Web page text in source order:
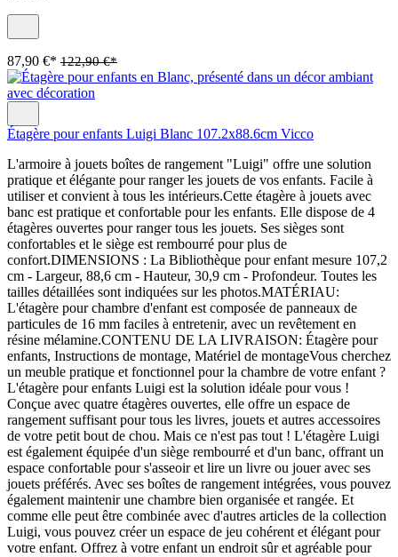
87,90 €* 122,90 €*
Étagère pour enfants Luigi Blanc 107.2x88.6cm Vicco
L'armoire à jouets boîtes de rangement "Luigi" offre une solution
pratique et élégante pour ranger les jouets de vos enfants. Facile à
utiliser et convient à tous les intérieurs.Cette étagère à jouets avec
banc est pratique et confortable pour les enfants. Elle dispose de 4
étagères ouvertes pour ranger tous les jouets. Ses sièges sont
confortables et le siège est rembourré pour plus de
confort.DIMENSIONS : La Bibliothèque pour enfant mesure 107,2
cm - Largeur, 88,6 cm - Hauteur, 30,9 cm - Profondeur. Toutes les
tailles détaillées sont indiquées sur les photos.MATÉRIAU:
L'étagère pour chambre d'enfant est composée de panneaux de
particules de 16 mm faciles à entretenir, avec un revêtement en
résine mélamine.CONTENU DE LA LIVRAISON: Étagère pour
enfants, Instructions de montage, Matériel de montageVous cherchez
un meuble pratique et fonctionnel pour la chambre de votre enfant ?
L'étagère pour enfants Luigi est la solution idéale pour vous !
Conçue avec quatre étagères ouvertes, elle offre un espace de
rangement suffisant pour tous les livres, jouets et autres accessoires
de votre petit bout de chou. Mais ce n'est pas tout ! L'étagère Luigi
est également équipée d'un siège rembourré et d'un banc, offrant un
espace confortable pour s'asseoir et lire un livre ou jouer avec ses
jouets préférés. Avec ses boîtes de rangement intégrées, vous pouvez
également maintenir une chambre bien organisée et rangée. Et
comme elle peut être combinée avec d'autres articles de la collection
Luigi, vous pouvez créer un espace de jeu cohérent et élégant pour
votre enfant. Offrez à votre enfant un endroit sûr et agréable pour